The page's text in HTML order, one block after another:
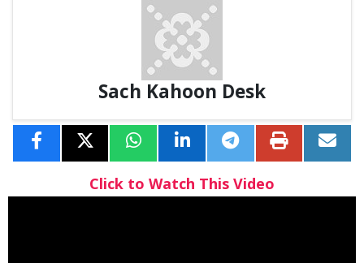
Sach Kahoon Desk
Click to Watch This Video